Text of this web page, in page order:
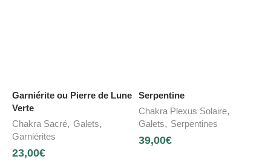
Garniérite ou Pierre de Lune
Verte
Chakra Sacré, Galets,
Garniérites
23,00€
Serpentine
Chakra Plexus Solaire,
Galets, Serpentines
39,00€